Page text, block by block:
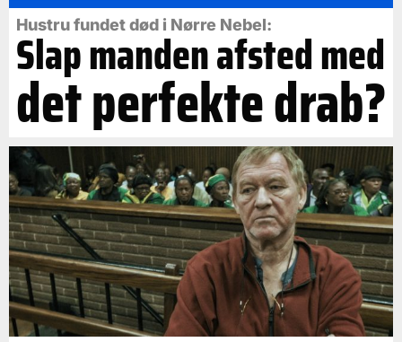
Hustru fundet død i Nørre Nebel:
Slap manden afsted med
det perfekte drab?